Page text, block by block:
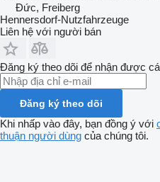
Đức, Freiberg
Hennersdorf-Nutzfahrzeuge
Liên hệ với người bán
Đăng ký theo dõi để nhận được
Đăng ký theo dõi
Khi nhấp vào đây, bạn đồng ý với
thuận người dùng của chúng tôi.